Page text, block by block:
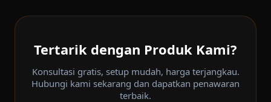
Tertarik dengan Produk Kami?
Konsultasi gratis, setup mudah, harga terjangkau.
Hubungi kami sekarang dan dapatkan penawaran
terbaik.